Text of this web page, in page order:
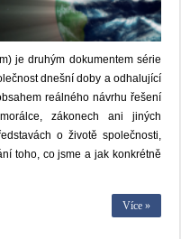
je druhým dokumentem série
dnešní doby a odhalující
reálného návrhu řešení
zákonech ani jiných
o životě společnosti,
toho, co jsme a jak konkrétně
Více »